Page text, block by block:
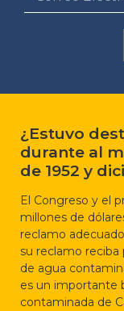
¿Estuvo
durante al
de 1952 y
El Congreso y el
millones de
reclamo
su reclamo reciba
de agua
es un importante
contaminada de